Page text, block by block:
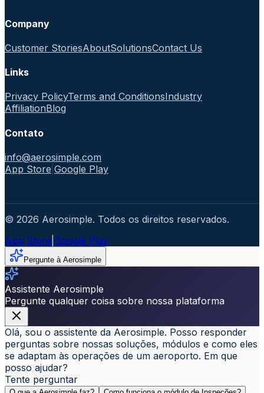
Company
Customer StoriesAboutSolutionsContact Us
Links
Privacy PolicyTerms and ConditionsIndustry
AffiliationBlog
Contato
info@aerosimple.com
App Store Google Play
© 2026 Aerosimple. Todos os direitos reservados.
App Store Google Play
Pergunte à Aerosimple
Assistente Aerosimple
Pergunte qualquer coisa sobre nossa plataforma
Olá, sou o assistente da Aerosimple. Posso responder
perguntas sobre nossas soluções, módulos e como eles
se adaptam às operações de um aeroporto. Em que
posso ajudar?
Tente perguntar